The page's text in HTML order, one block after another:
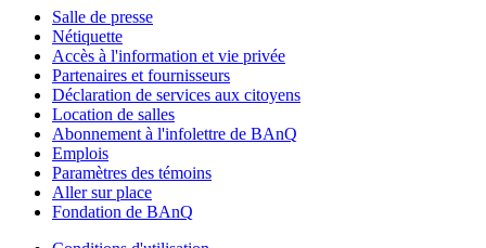
Salle de presse
Nétiquette
Accès à l'information et vie privée
Partenaires et fournisseurs
Déclaration de services aux citoyens
Location de salles
Abonnement à l'infolettre de BAnQ
Emplois
Paramètres des témoins
Aller sur place
Fondation de BAnQ